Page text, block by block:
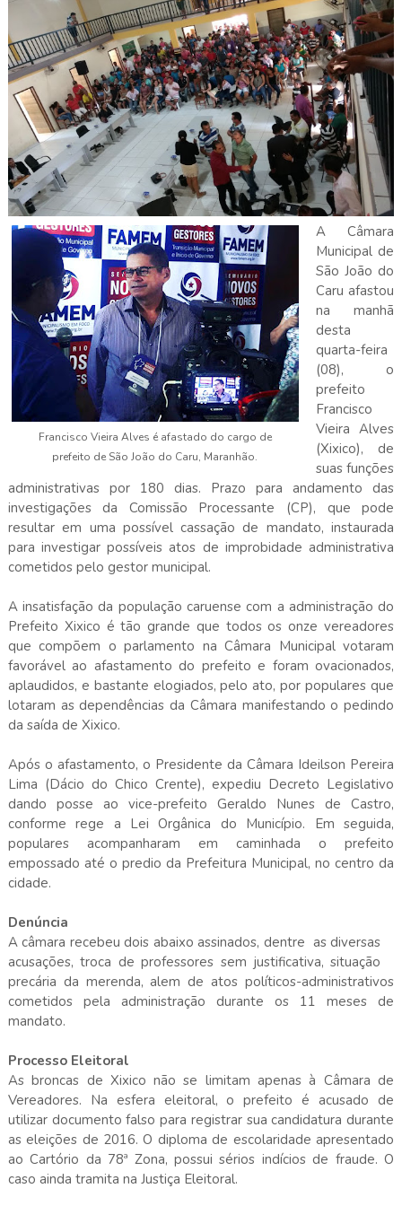
Francisco Vieira Alves é afastado do cargo de
prefeito de São João do Caru, Maranhão.
A Câmara
Municipal de
São João do
Caru afastou
na manhã
desta
quarta-feira
(08), o
prefeito
Francisco
Vieira Alves
(Xixico), de
suas funções
administrativas por 180 dias. Prazo para andamento das
investigações da Comissão Processante (CP), que pode
resultar em uma possível cassação de mandato, instaurada
para investigar possíveis atos de improbidade administrativa
cometidos pelo gestor municipal.
A insatisfação da população caruense com a administração do
Prefeito Xixico é tão grande que todos os onze vereadores
que compõem o parlamento na Câmara Municipal votaram
favorável ao afastamento do prefeito e foram ovacionados,
aplaudidos, e bastante elogiados, pelo ato, por populares que
lotaram as dependências da Câmara manifestando o pedindo
da saída de Xixico.
Após o afastamento, o Presidente da Câmara Ideilson Pereira
Lima (Dácio do Chico Crente), expediu Decreto Legislativo
dando posse ao vice-prefeito Geraldo Nunes de Castro,
conforme rege a Lei Orgânica do Município. Em seguida,
populares acompanharam em caminhada o prefeito
empossado até o predio da Prefeitura Municipal, no centro da
cidade.
Denúncia
A câmara recebeu dois abaixo assinados, dentre as diversas
acusações, troca de professores sem justificativa, situação
precária da merenda, alem de atos políticos-administrativos
cometidos pela administração durante os 11 meses de
mandato.
Processo Eleitoral
As broncas de Xixico não se limitam apenas à Câmara de
Vereadores. Na esfera eleitoral, o prefeito é acusado de
utilizar documento falso para registrar sua candidatura durante
as eleições de 2016. O diploma de escolaridade apresentado
ao Cartório da 78ª Zona, possui sérios indícios de fraude. O
caso ainda tramita na Justiça Eleitoral.